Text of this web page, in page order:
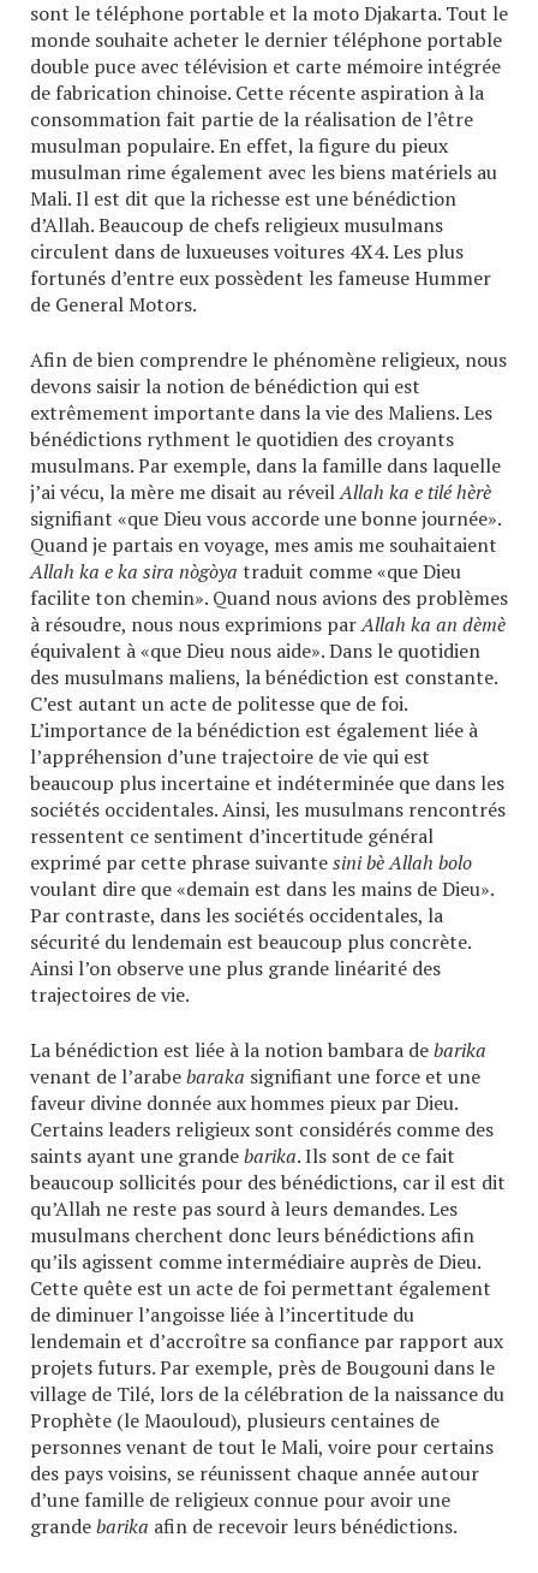
sont le téléphone portable et la moto Djakarta. Tout le
monde souhaite acheter le dernier téléphone portable
double puce avec télévision et carte mémoire intégrée
de fabrication chinoise. Cette récente aspiration à la
consommation fait partie de la réalisation de l’être
musulman populaire. En effet, la figure du pieux
musulman rime également avec les biens matériels au
Mali. Il est dit que la richesse est une bénédiction
d’Allah. Beaucoup de chefs religieux musulmans
circulent dans de luxueuses voitures 4X4. Les plus
fortunés d’entre eux possèdent les fameuse Hummer
de General Motors.
Afin de bien comprendre le phénomène religieux, nous
devons saisir la notion de bénédiction qui est
extrêmement importante dans la vie des Maliens. Les
bénédictions rythment le quotidien des croyants
musulmans. Par exemple, dans la famille dans laquelle
j’ai vécu, la mère me disait au réveilAllah ka e tilé hèrè
signifiant «que Dieu vous accorde une bonne journée».
Quand je partais en voyage, mes amis me souhaitaient
Allah ka e ka sira nògòya traduit comme «que Dieu
facilite ton chemin». Quand nous avions des problèmes
à résoudre, nous nous exprimions parAllah ka an dèmè
équivalent à «que Dieu nous aide». Dans le quotidien
des musulmans maliens, la bénédiction est constante.
C’est autant un acte de politesse que de foi.
L’importance de la bénédiction est également liée à
l’appréhension d’une trajectoire de vie qui est
beaucoup plus incertaine et indéterminée que dans les
sociétés occidentales. Ainsi, les musulmans rencontrés
ressentent ce sentiment d’incertitude général
exprimé par cette phrase suivantesini bè Allah bolo
voulant dire que «demain est dans les mains de Dieu».
Par contraste, dans les sociétés occidentales, la
sécurité du lendemain est beaucoup plus concrète.
Ainsi l’on observe une plus grande linéarité des
trajectoires de vie.
La bénédiction est liée à la notion bambara debarika
venant de l’arabebaraka signifiant une force et une
faveur divine donnée aux hommes pieux par Dieu.
Certains leaders religieux sont considérés comme des
saints ayant une grandebarika. Ils sont de ce fait
beaucoup sollicités pour des bénédictions, car il est dit
qu’Allah ne reste pas sourd à leurs demandes. Les
musulmans cherchent donc leurs bénédictions afin
qu’ils agissent comme intermédiaire auprès de Dieu.
Cette quête est un acte de foi permettant également
de diminuer l’angoisse liée à l’incertitude du
lendemain et d’accroître sa confiance par rapport aux
projets futurs. Par exemple, près de Bougouni dans le
village de Tilé, lors de la célébration de la naissance du
Prophète (le Maouloud), plusieurs centaines de
personnes venant de tout le Mali, voire pour certains
des pays voisins, se réunissent chaque année autour
d’une famille de religieux connue pour avoir une
grandebarika afin de recevoir leurs bénédictions.